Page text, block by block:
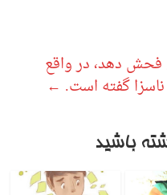
فحش دهد، در واقع
گفته است. ←
باشید